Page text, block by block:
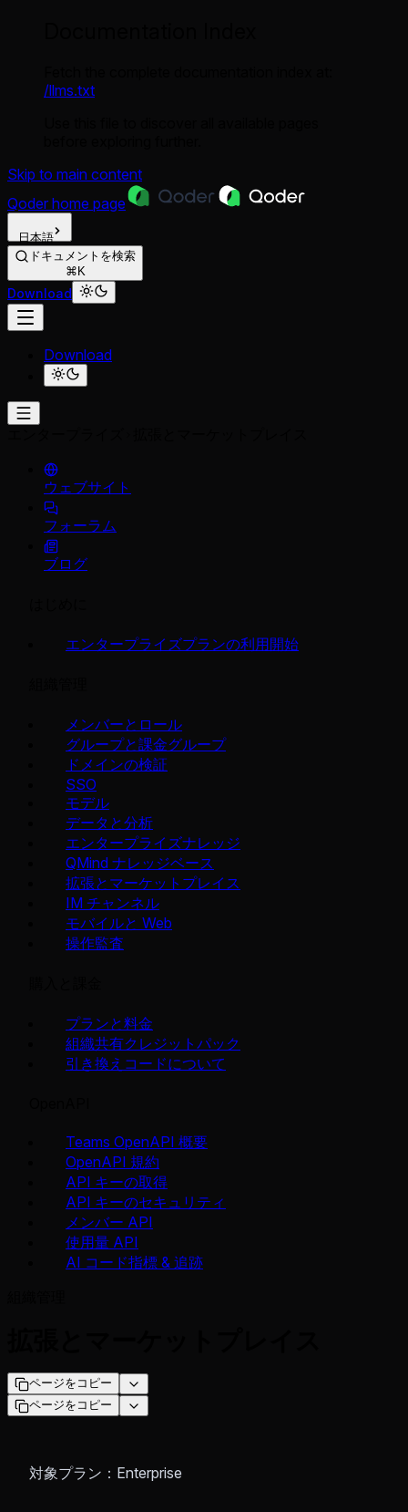
/llms.txt
Skip to main content
Qoder home page
日本語
ドキュメントを検索
⌘K
Download
Download
ウェブサイト
フォーラム
ブログ
エンタープライズプランの利用開始
メンバーとロール
グループと課金グループ
ドメインの検証
SSO
モデル
データと分析
エンタープライズナレッジ
QMind ナレッジベース
拡張とマーケットプレイス
IM チャンネル
モバイルと Web
操作監査
プランと料金
組織共有クレジットパック
引き換えコードについて
Teams OpenAPI 概要
OpenAPI 規約
API キーの取得
API キーのセキュリティ
メンバー API
使用量 API
AI コード指標 & 追跡
ページをコピー
ページをコピー
対象プラン：Enterprise